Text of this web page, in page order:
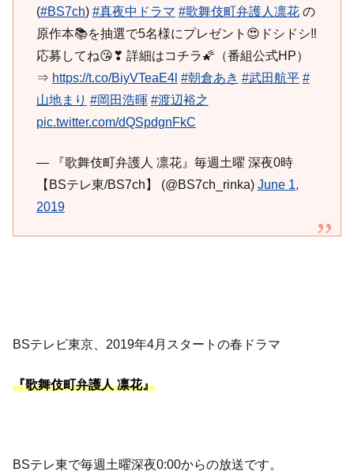
(#BS7ch) #真夜中ドラマ #歌舞伎町弁護人凛花の
原作本📚を抽選で5名様にプレゼント😍ドシドシ‼
応募してね😘❣ 詳細はコチラ🌠（番組公式HP）
⇒ https://t.co/BiyVTeaE4l #朝倉あき #武田航平 #
山地まり #岡田浩暉 #渡辺裕之
pic.twitter.com/dQSpdgnFkC
— 『歌舞伎町弁護人 凛花』毎週土曜 深夜0時
【BSテレ東/BS7ch】 (@BS7ch_rinka) June 1,
2019
BSテレビ東京、2019年4月スタートの春ドラマ
『歌舞伎町弁護人 凛花』
BSテレ東で毎週土曜深夜0:00からの放送です。